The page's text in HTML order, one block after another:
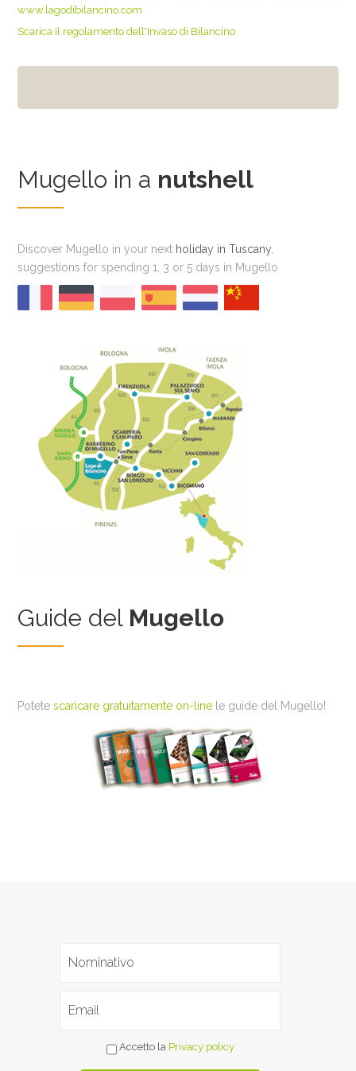
www.lagodibilancino.com
Scarica il regolamento dell'Invaso di Bilancino
Mugello in a nutshell
Discover Mugello in your next holiday in Tuscany
suggestions for spending 1, 3 or 5 days in Mugello
Guide del Mugello
Potetescaricare gratuitamente on-line le guide del Mugello!
Accetto la Privacy policy